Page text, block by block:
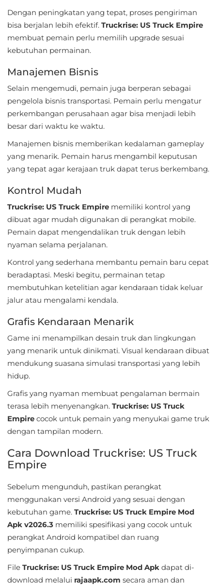
Music
&
Audio
&
Magazines
Parenting
Personalization
Productivity
Shopping
Social
Sports
Travel
&
Local
Video
Players
&
Editors
Weather
Dengan peningkatan yang tepat, proses pengiriman
bisa berjalan lebih efektif. Truckrise: US Truck Empire
membuat pemain perlu memilih upgrade sesuai
kebutuhan permainan.
Manajemen Bisnis
Selain mengemudi, pemain juga berperan sebagai
pengelola bisnis transportasi. Pemain perlu mengatur
perkembangan perusahaan agar bisa menjadi lebih
besar dari waktu ke waktu.
Manajemen bisnis memberikan kedalaman gameplay
yang menarik. Pemain harus mengambil keputusan
yang tepat agar kerajaan truk dapat terus berkembang.
Kontrol Mudah
Truckrise: US Truck Empire memiliki kontrol yang
dibuat agar mudah digunakan di perangkat mobile.
Pemain dapat mengendalikan truk dengan lebih
nyaman selama perjalanan.
Kontrol yang sederhana membantu pemain baru cepat
beradaptasi. Meski begitu, permainan tetap
membutuhkan ketelitian agar kendaraan tidak keluar
jalur atau mengalami kendala.
Grafis Kendaraan Menarik
Game ini menampilkan desain truk dan lingkungan
yang menarik untuk dinikmati. Visual kendaraan dibuat
mendukung suasana simulasi transportasi yang lebih
hidup.
Grafis yang nyaman membuat pengalaman bermain
terasa lebih menyenangkan. Truckrise: US Truck
Empire cocok untuk pemain yang menyukai game truk
dengan tampilan modern.
Cara Download Truckrise: US Truck
Empire
Sebelum mengunduh, pastikan perangkat
menggunakan versi Android yang sesuai dengan
kebutuhan game. Truckrise: US Truck Empire Mod
Apk v2026.3 memiliki spesifikasi yang cocok untuk
perangkat Android kompatibel dan ruang
penyimpanan cukup.
File Truckrise: US Truck Empire Mod Apk dapat di-
download melalui rajaapk.com secara aman dan